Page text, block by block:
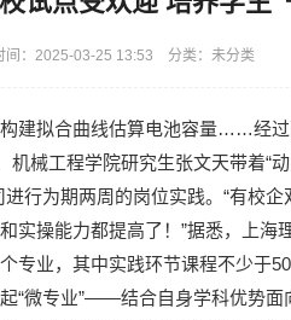
间：2025-03-25 13:53 分类：未分类
建拟合曲线估算电池容量……经
机械工程学院研究生张文天带着“
行为期两周的岗位实践。“有校
实操能力都提高了！”据悉，上海
专业，其中实践环节课程不少于
“微专业”——结合自身学科优势面